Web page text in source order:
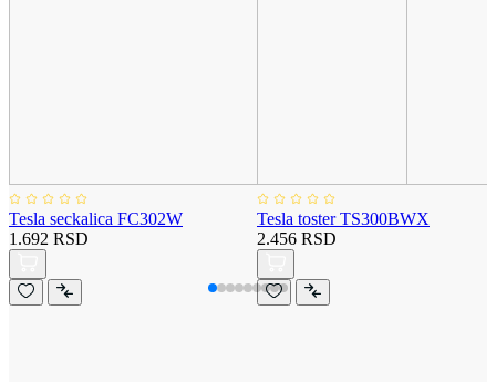
Tesla seckalica FC302W
1.692 RSD
Tesla toster TS300BWX
2.456 RSD